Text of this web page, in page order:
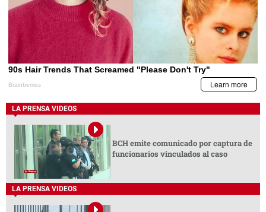
LA PRENSA VIDEOS
BCH emite comunicado por captura de
funcionarios vinculados al caso
LA PRENSA VIDEOS